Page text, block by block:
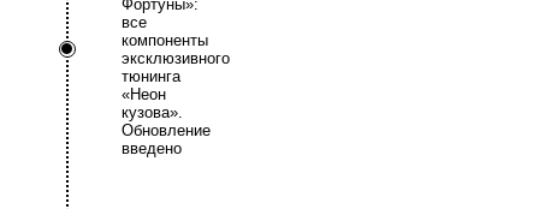
Фортуны»:
все
компоненты
эксклюзивного
тюнинга
«Неон
кузова».
Обновление
введено